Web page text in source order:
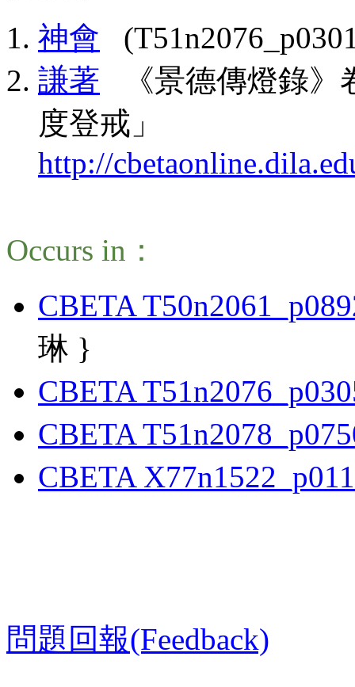
神會
謙著 《景德傳燈錄》
度登戒」
http://
Occurs in：
CBETA
琳 }
CBETA
CBETA
CBETA
問題回報(Feedback)